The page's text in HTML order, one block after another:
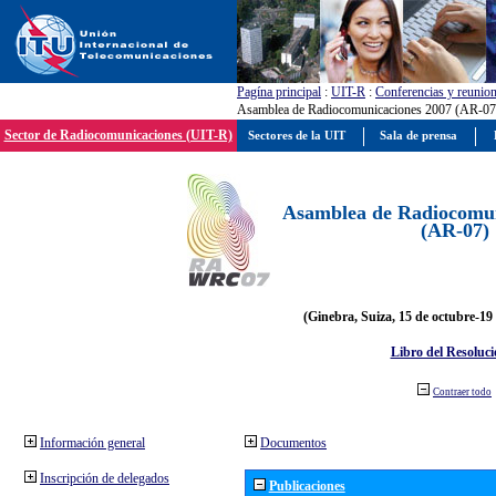
Pagína principal : UIT-R : Conferencias y
Asamblea de Radiocomunicaciones 2007 (AR-
Sector de Radiocomunicaciones (UIT-R)
Asamblea de
(AR-07)
(Ginebra, Suiza, 15 de octubre-19
Libro del
Contraer todo
Información general
Inscripción de delegados
Documentos
Publicaciones
Sectores de la UIT Sala de prensa